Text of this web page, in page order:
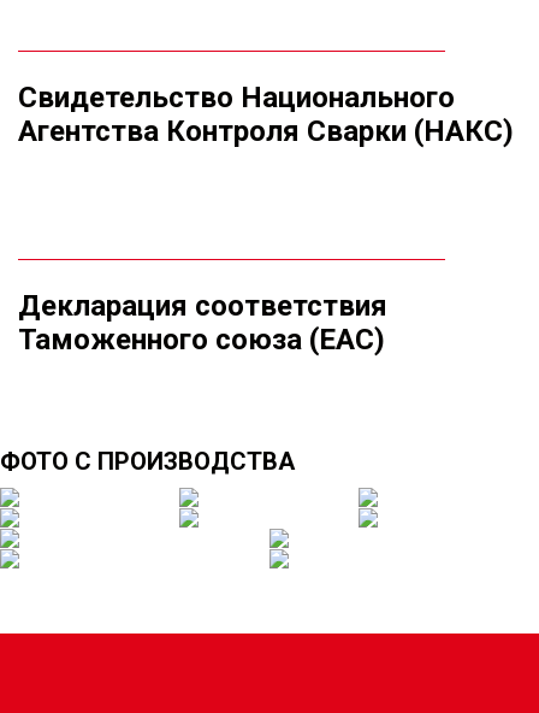
Свидетельство Национального
Агентства Контроля Сварки (НАКС)
Декларация соответствия
Таможенного союза (ЕАС)